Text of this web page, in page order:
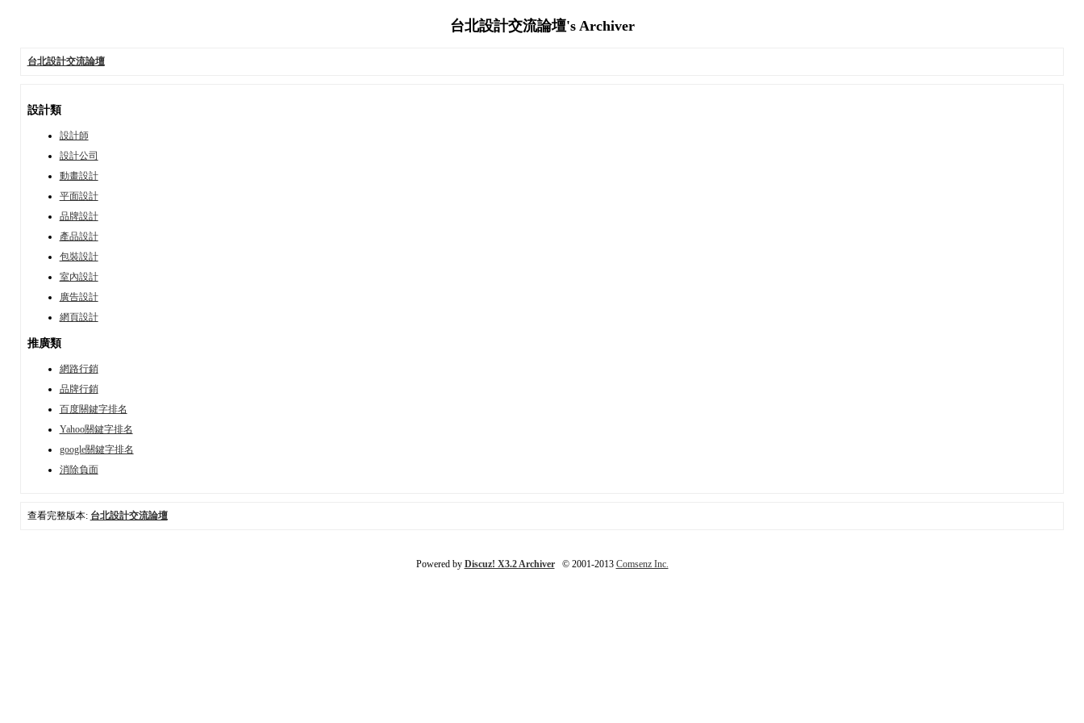
台北設計交流論壇's Archiver
台北設計交流論壇
設計類
設計師
設計公司
動畫設計
平面設計
品牌設計
產品設計
包裝設計
室內設計
廣告設計
網頁設計
推廣類
網路行銷
品牌行銷
百度關鍵字排名
Yahoo關鍵字排名
google關鍵字排名
消除負面
查看完整版本: 台北設計交流論壇
Powered by Discuz! X3.2 Archiver© 2001-2013 Comsenz Inc.